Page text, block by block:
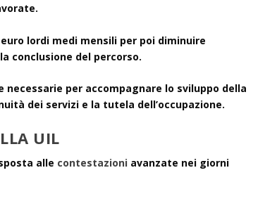
lordi medi mensili per poi diminuire
conclusione del percorso.
necessarie per accompagnare lo sviluppo della
dei servizi e la tutela dell’occupazione.
UIL
alle contestazioni avanzate nei giorni